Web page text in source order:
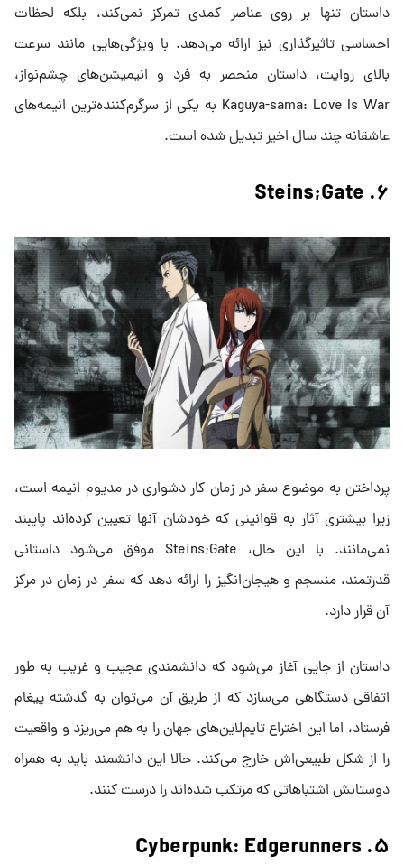
داستان تنها بر روی عناصر کمدی تمرکز نمی‌کند، بلکه لحظات
احساسی تاثیرگذاری نیز ارائه می‌دهد. با ویژگی‌هایی مانند سرعت
بالای روایت، داستان منحصر به فرد و انیمیشن‌های چشم‌نواز،
Kaguya-sama: Love Is War به یکی از سرگرم‌کننده‌ترین انیمه‌های
عاشقانه چند سال اخیر تبدیل شده است.
۶. Steins;Gate
پرداختن به موضوع سفر در زمان کار دشواری در مدیوم انیمه است،
زیرا بیشتری آثار به قوانینی که خودشان آنها تعیین کرده‌اند پایبند
نمی‌مانند. با این حال، Steins;Gate موفق می‌شود داستانی
قدرتمند، منسجم و هیجان‌انگیز را ارائه دهد که سفر در زمان در مرکز
آن قرار دارد.
داستان از جایی آغاز می‌شود که دانشمندی عجیب و غریب به طور
اتفاقی دستگاهی می‌سازد که از طریق آن می‌توان به گذشته پیغام
فرستاد، اما این اختراع تایم‌لاین‌های جهان را به هم می‌ریزد و واقعیت
را از شکل طبیعی‌اش خارج می‌کند. حالا این دانشمند باید به همراه
دوستانش اشتباهاتی که مرتکب شده‌اند را درست کنند.
۵. Cyberpunk: Edgerunners